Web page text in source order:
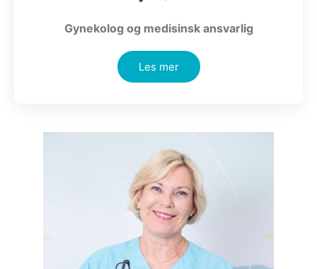
Gynekolog og medisinsk ansvarlig
Les mer